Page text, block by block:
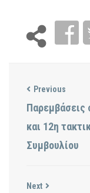
Previous
Παρεμβάσεις
και 12η
Συμβουλίου
Next